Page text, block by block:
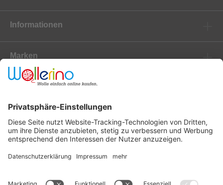
Informationen
Marken
Newsletter
Versanddienstleister